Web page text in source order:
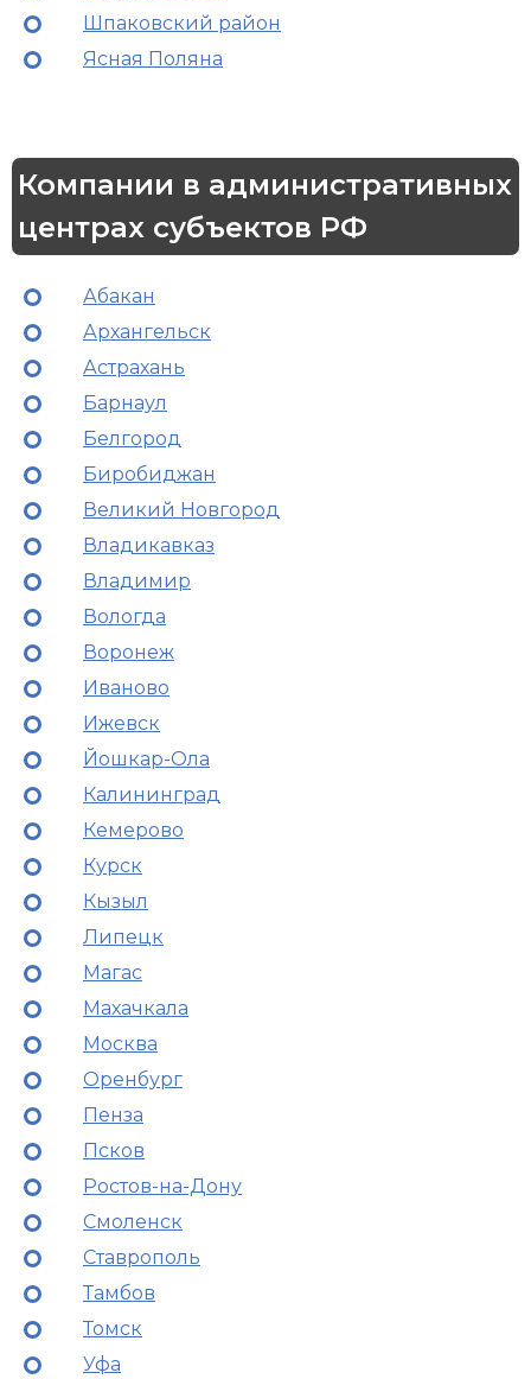
Шпаковский район
Ясная Поляна
Компании в административных
центрах субъектов РФ
Абакан
Архангельск
Астрахань
Барнаул
Белгород
Биробиджан
Великий Новгород
Владикавказ
Владимир
Вологда
Воронеж
Иваново
Ижевск
Йошкар-Ола
Калининград
Кемерово
Курск
Кызыл
Липецк
Магас
Махачкала
Москва
Оренбург
Пенза
Псков
Ростов-на-Дону
Смоленск
Ставрополь
Тамбов
Томск
Уфа